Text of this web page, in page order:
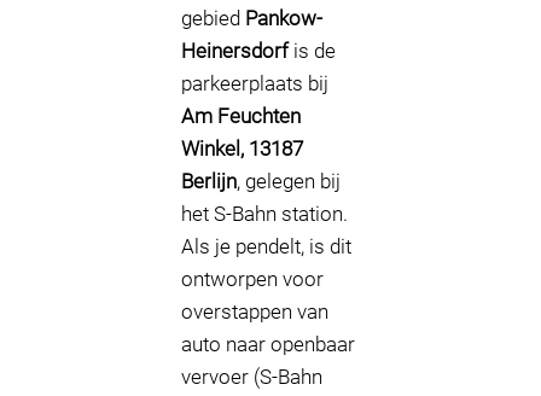
gebied Pankow-
Heinersdorfis de
parkeerplaats bij
Am Feuchten
Winkel, 13187
Berlijn, gelegen bij
het S-Bahn station.
Als je pendelt, is dit
ontworpen voor
overstappen van
auto naar openbaar
vervoer (S-Bahn